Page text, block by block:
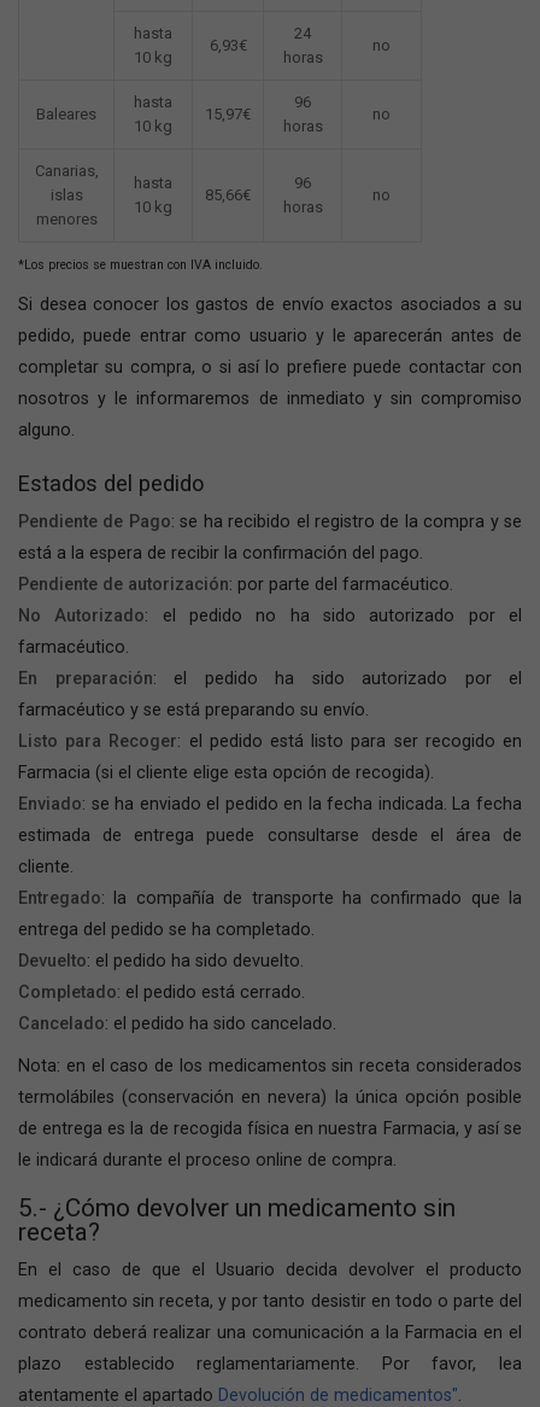
hasta
10 kg
6,93€
24
horas
no
Baleares
hasta
10 kg
15,97€
96
horas
no
Canarias,
islas
menores
hasta
10 kg
85,66€
96
horas
no
*Los precios se muestran con IVA incluido.
Si desea conocer los gastos de envío exactos asociados a su
pedido, puede entrar como usuario y le aparecerán antes de
completar su compra, o si así lo prefiere puede contactar con
nosotros y le informaremos de inmediato y sin compromiso
alguno.
Estados del pedido
Pendiente de Pago: se ha recibido el registro de la compra y se
está a la espera de recibir la confirmación del pago.
Pendiente de autorización: por parte del farmacéutico.
No Autorizado: el pedido no ha sido autorizado por el
farmacéutico.
En preparación: el pedido ha sido autorizado por el
farmacéutico y se está preparando su envío.
Listo para Recoger: el pedido está listo para ser recogido en
Farmacia (si el cliente elige esta opción de recogida).
Enviado: se ha enviado el pedido en la fecha indicada. La fecha
estimada de entrega puede consultarse desde el área de
cliente.
Entregado: la compañía de transporte ha confirmado que la
entrega del pedido se ha completado.
Devuelto: el pedido ha sido devuelto.
Completado: el pedido está cerrado.
Cancelado: el pedido ha sido cancelado.
Nota: en el caso de los medicamentos sin receta considerados
termolábiles (conservación en nevera) la única opción posible
de entrega es la de recogida física en nuestra Farmacia, y así se
le indicará durante el proceso online de compra.
5.- ¿Cómo devolver un medicamento sin
receta?
En el caso de que el Usuario decida devolver el producto
medicamento sin receta, y por tanto desistir en todo o parte del
contrato deberá realizar una comunicación a la Farmacia en el
plazo establecido reglamentariamente. Por favor, lea
atentamente el apartado Devolución de medicamentos".